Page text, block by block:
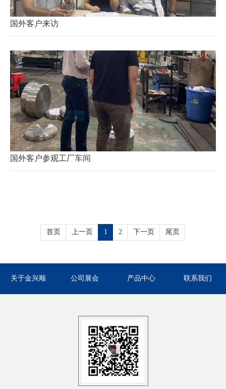
国外客户来访
国外客户参观工厂车间
首页 上一页 1 2 下一页 尾页
关于金兴顺 公司展会 产品中心 联系我们